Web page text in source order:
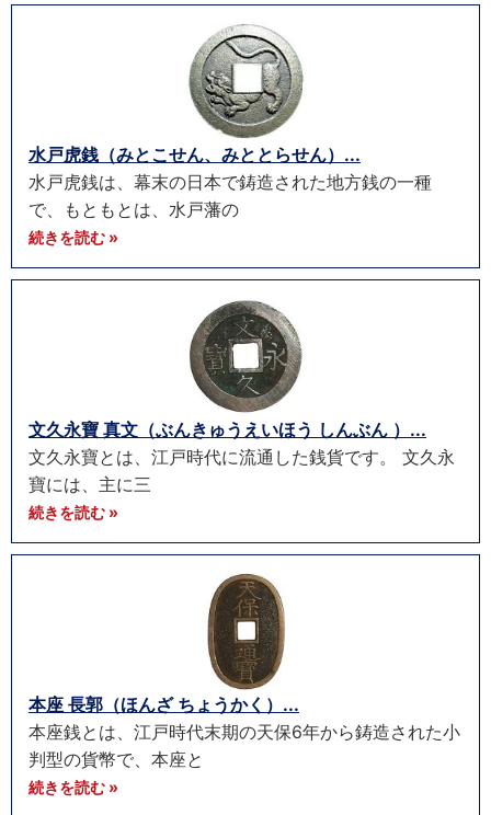
水戸虎銭（みとこせん、みととらせん）...
水戸虎銭は、幕末の日本で鋳造された地方銭の一種
で、もともとは、水戸藩の
続きを読む »
文久永寶 真文（ぶんきゅうえいほう しんぶん ）...
文久永寶とは、江戸時代に流通した銭貨です。 文久永
寶には、主に三
続きを読む »
本座 長郭（ほんざ ちょうかく）...
本座銭とは、江戸時代末期の天保6年から鋳造された小
判型の貨幣で、本座と
続きを読む »